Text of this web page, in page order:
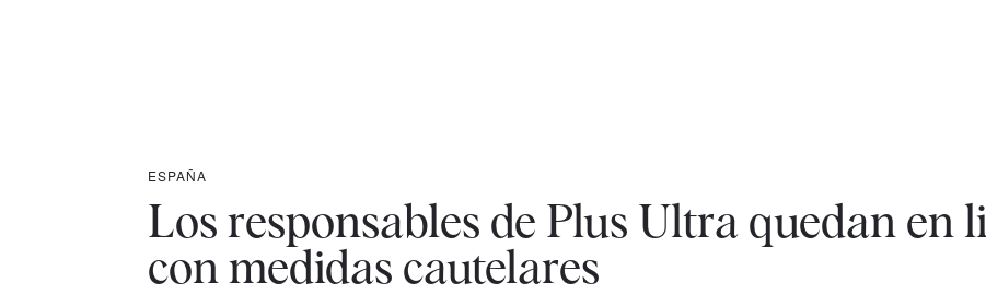
ESPAÑA
Los responsables de Plus Ultra quedan en
con medidas cautelares